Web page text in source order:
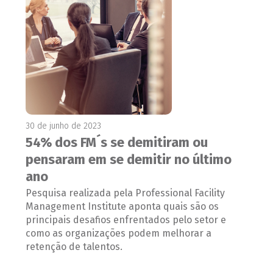
30 de junho de 2023
54% dos FM´s se demitiram ou
pensaram em se demitir no último
ano
Pesquisa realizada pela Professional Facility
Management Institute aponta quais são os
principais desafios enfrentados pelo setor e
como as organizações podem melhorar a
retenção de talentos.